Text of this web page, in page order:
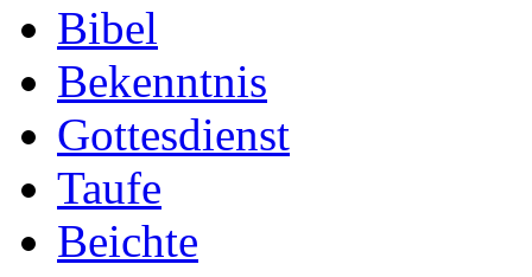
Bibel
Bekenntnis
Gottesdienst
Taufe
Beichte